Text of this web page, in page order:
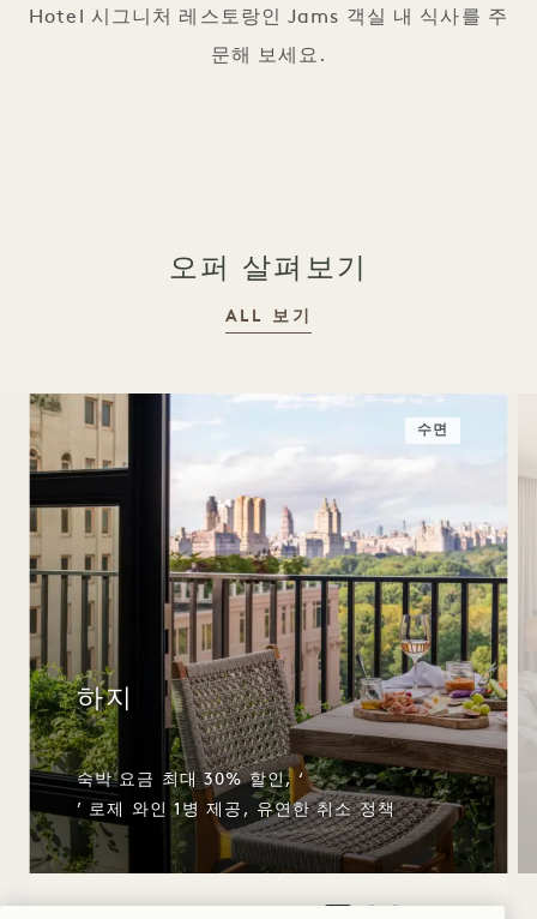
Hotel 시그니처 레스토랑인 Jams 객실 내 식사를 주
문해 보세요.
오퍼 살펴보기
ALL 보기
수면
하지
숙박 요금 최대 30% 할인, ‘
’ 로제 와인 1병 제공, 유연한 취소 정책